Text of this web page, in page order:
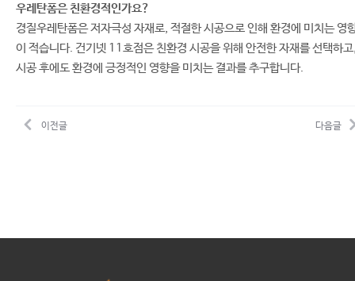
우레탄폼은 친환경적인가요?
경질우레탄폼은 저자극성 자재로, 적절한 시공으로 인해 환경에 미치는 영
이 적습니다. 건기넷 11호점은 친환경 시공을 위해 안전한 자재를 선택하
시공 후에도 환경에 긍정적인 영향을 미치는 결과를 추구합니다.
이전글 다음글